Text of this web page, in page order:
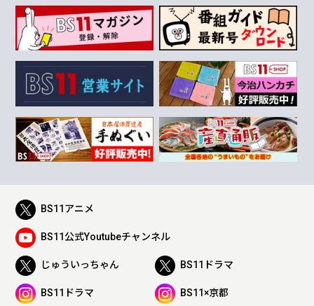
BS11アニメ
BS11公式Youtubeチャンネル
じゅういっちゃん BS11ドラマ
BS11ドラマ BS11×京都